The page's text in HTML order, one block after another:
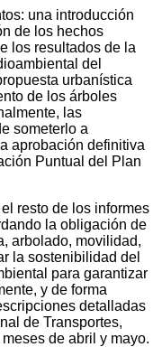
una introducción
de los hechos
los resultados de la
del
urbanística
de los árboles
las
someterlo a
aprobación definitiva
Puntual del Plan
resto de los informes
la obligación de
arbolado, movilidad,
la sostenibilidad del
para garantizar
y de forma
detalladas
de Transportes,
de abril y mayo.